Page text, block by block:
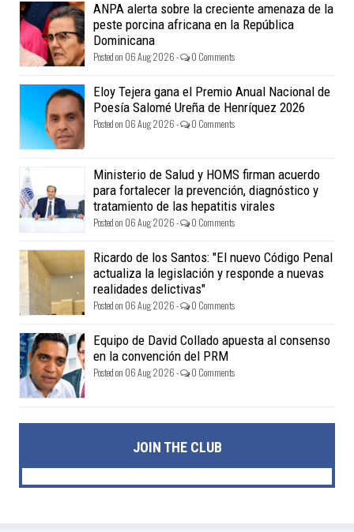
ANPA alerta sobre la creciente amenaza de la
peste porcina africana en la República
Dominicana
Posted on 06 Aug 2026 - 0 Comments
Eloy Tejera gana el Premio Anual Nacional de
Poesía Salomé Ureña de Henríquez 2026
Posted on 06 Aug 2026 - 0 Comments
Ministerio de Salud y HOMS firman acuerdo
para fortalecer la prevención, diagnóstico y
tratamiento de las hepatitis virales
Posted on 06 Aug 2026 - 0 Comments
Ricardo de los Santos: "El nuevo Código Penal
actualiza la legislación y responde a nuevas
realidades delictivas"
Posted on 06 Aug 2026 - 0 Comments
Equipo de David Collado apuesta al consenso
en la convención del PRM
Posted on 06 Aug 2026 - 0 Comments
JOIN THE CLUB